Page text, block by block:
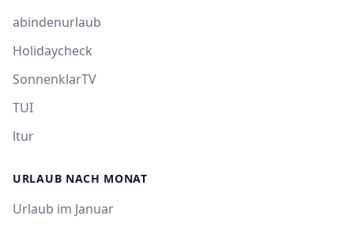
abindenurlaub
Holidaycheck
SonnenklarTV
TUI
ltur
URLAUB NACH MONAT
Urlaub im Januar